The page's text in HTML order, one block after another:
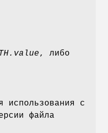
, либо
использования с
файла